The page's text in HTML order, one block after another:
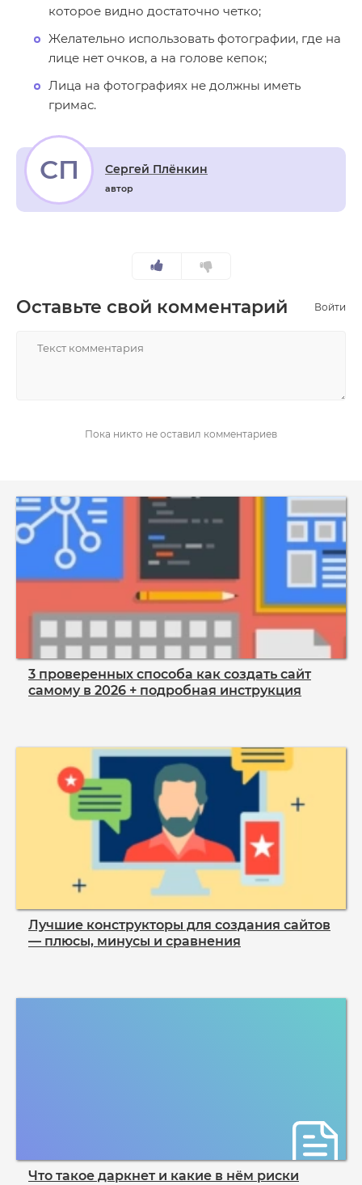
которое видно достаточно четко;
Желательно использовать фотографии, где на
лице нет очков, а на голове кепок;
Лица на фотографиях не должны иметь
гримас.
СП Сергей Плёнкин
автор
Оставьте свой комментарий Войти
Пока никто не оставил комментариев
3 проверенных способа как создать сайт
самому в 2026 + подробная инструкция
Лучшие конструкторы для создания сайтов
— плюсы, минусы и сравнения
Что такое даркнет и какие в нём риски